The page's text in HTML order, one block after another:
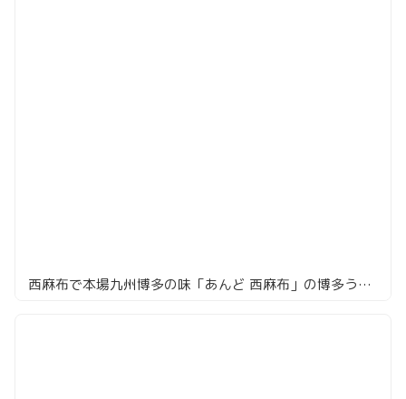
西麻布で本場九州博多の味「あんど 西麻布」の博多うどん